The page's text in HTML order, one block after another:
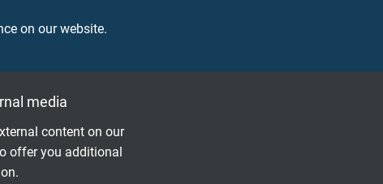
on our website.
media
content on our
offer you additional